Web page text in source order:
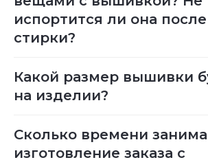
испортится ли она после
стирки?
Какой размер вышивки
на изделии?
Сколько времени
изготовление заказа с